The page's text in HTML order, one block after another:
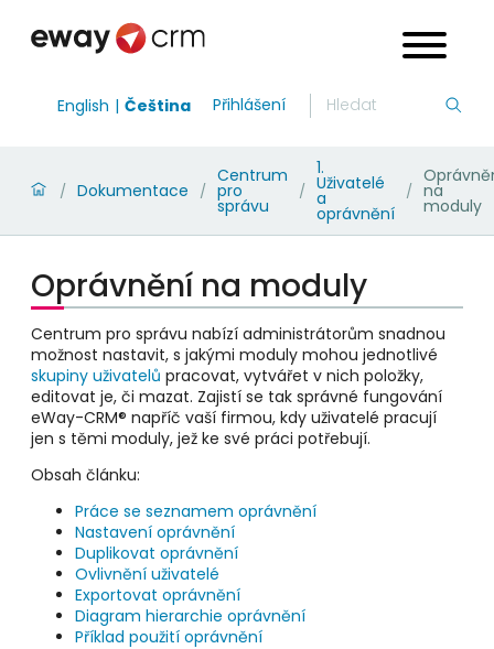
English Čeština Přihlášení
/ Dokumentace /
Centrum
pro
správu
/
1.
Uživatelé
a
oprávnění
/ na
moduly
Oprávnění na moduly
Centrum pro správu nabízí administrátorům snadnou
možnost nastavit, s jakými moduly mohou jednotlivé
skupiny uživatelů pracovat, vytvářet v nich položky,
editovat je, či mazat. Zajistí se tak správné fungování
eWay-CRM® napříč vaší firmou, kdy uživatelé pracují
jen s těmi moduly, jež ke své práci potřebují.
Obsah článku:
Práce se seznamem oprávnění
Nastavení oprávnění
Duplikovat oprávnění
Ovlivnění uživatelé
Exportovat oprávnění
Diagram hierarchie oprávnění
Příklad použití oprávnění